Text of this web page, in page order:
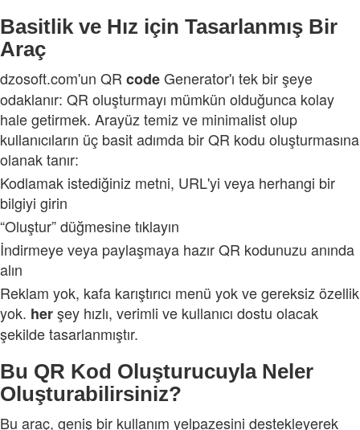
Basitlik ve Hız için Tasarlanmış Bir
Araç
dzosoft.com'un QR codeGenerator'ı tek bir şeye
odaklanır: QR oluşturmayı mümkün olduğunca kolay
hale getirmek. Arayüz temiz ve minimalist olup
kullanıcıların üç basit adımda bir QR kodu oluşturmasına
olanak tanır:
Kodlamak istediğiniz metni, URL'yi veya herhangi bir
bilgiyi girin
“Oluştur” düğmesine tıklayın
İndirmeye veya paylaşmaya hazır QR kodunuzu anında
alın
Reklam yok, kafa karıştırıcı menü yok ve gereksiz özellik
yok. herşey hızlı, verimli ve kullanıcı dostu olacak
şekilde tasarlanmıştır.
Bu QR Kod Oluşturucuyla Neler
Oluşturabilirsiniz?
Bu araç, geniş bir kullanım yelpazesini destekleyerek